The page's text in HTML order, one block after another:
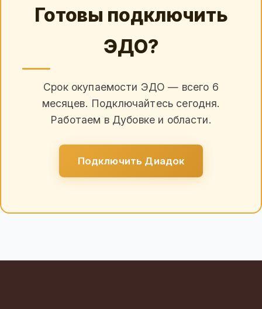
Готовы подключить
ЭДО?
Срок окупаемости ЭДО — всего 6
месяцев. Подключайтесь сегодня.
Работаем в Дубовке и области.
Подключить Диадок